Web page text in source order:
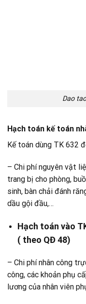
Dao
Hạch toán kế toán
Kế toán dùng TK 632
– Chi phí nguyên vật
trang bị cho phòng,
sinh, bàn chải đánh
dầu gội đầu,…
Hạch toán vào
( theo QĐ 48)
– Chi phí nhân công
công, các khoản phụ
lương của nhân viên